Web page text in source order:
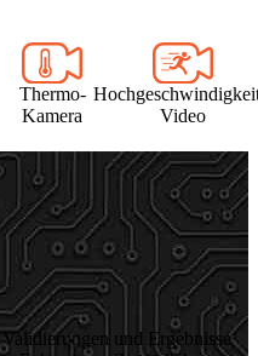
Thermo-
Kamera
Video
und Ergebnisse